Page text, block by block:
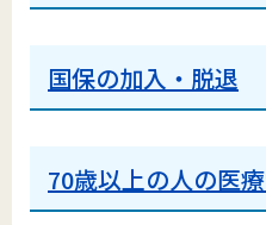
国保の加入・脱退
70歳以上の人の医